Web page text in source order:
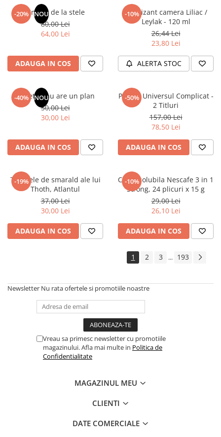
-20% NOU
Un dar de la stele
80,00 Lei
64,00 Lei
ADAUGA IN COS
-10%
Odorizant camera Liliac /
Leylak - 120 ml
26,44 Lei
23,80 Lei
ALERTA STOC
-40% NOU
Sufletul tau are un plan
50,00 Lei
30,00 Lei
ADAUGA IN COS
-50%
Pachet Universul Complicat -
2 Titluri
157,00 Lei
78,50 Lei
ADAUGA IN COS
-19%
Tablitele de smarald ale lui
Thoth, Atlantul
37,00 Lei
30,00 Lei
ADAUGA IN COS
-10%
Cafea solubila Nescafe 3 in 1
Strong, 24 plicuri x 15 g
29,00 Lei
26,10 Lei
ADAUGA IN COS
1 2 3 ... 193
Newsletter Nu rata ofertele si promotiile noastre
Vreau sa primesc newsletter cu promotiile
magazinului. Afla mai multe in Politica de
Confidentialitate
MAGAZINUL MEU
CLIENTI
DATE COMERCIALE